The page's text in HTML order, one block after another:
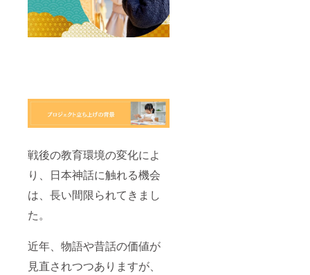
戦後の教育環境の変化によ
り、日本神話に触れる機会
は、長い間限られてきまし
た。
近年、物語や昔話の価値が
見直されつつありますが、